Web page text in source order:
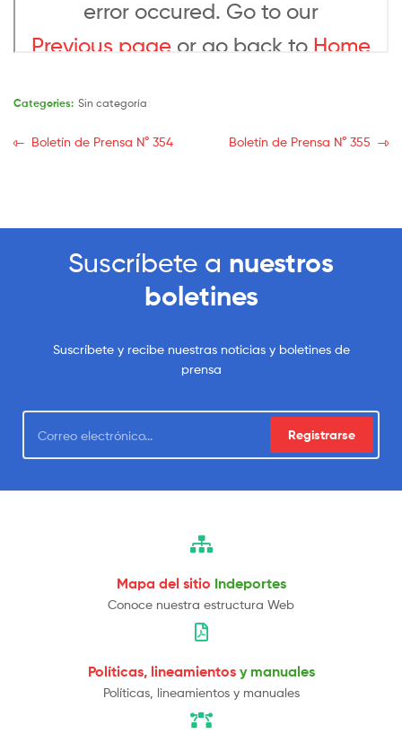
Categories: Sin categoría
Boletín de Prensa N° 354 Boletín de Prensa N° 355
Suscríbete a nuestros
boletines
Suscríbete y recibe nuestras noticias y boletines de
prensa
Registrarse
Mapa del sitio Indeportes
Conoce nuestra estructura Web
Políticas, lineamientos y manuales
Políticas, lineamientos y manuales